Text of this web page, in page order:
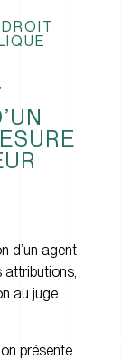
DROIT
d’un agent
attributions,
au juge
présente